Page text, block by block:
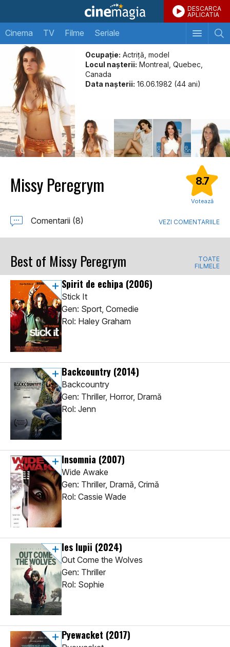
DESCARCA
APLICATIA
Cinema TV Filme Seriale
Ocupație: Actriță, model
Locul naşterii: Montreal, Quebec,
Canada
Data naşterii: 16.06.1982 (44 ani)
Missy Peregrym 8.7
Votează
Comentarii (8) VEZI COMENTARIILE
Best of Missy Peregrym
TOATE
FILMELE
Spirit de echipa (2006)
Stick It
Gen: Sport, Comedie
Rol: Haley Graham
Backcountry (2014)
Backcountry
Gen: Thriller, Horror, Dramă
Rol: Jenn
Insomnia (2007)
Wide Awake
Gen: Thriller, Dramă, Crimă
Rol: Cassie Wade
Ies lupii (2024)
Out Come the Wolves
Gen: Thriller
Rol: Sophie
Pyewacket (2017)